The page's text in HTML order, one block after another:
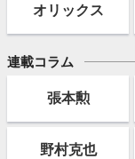
オリックス
連載コラム
張本勲
野村克也